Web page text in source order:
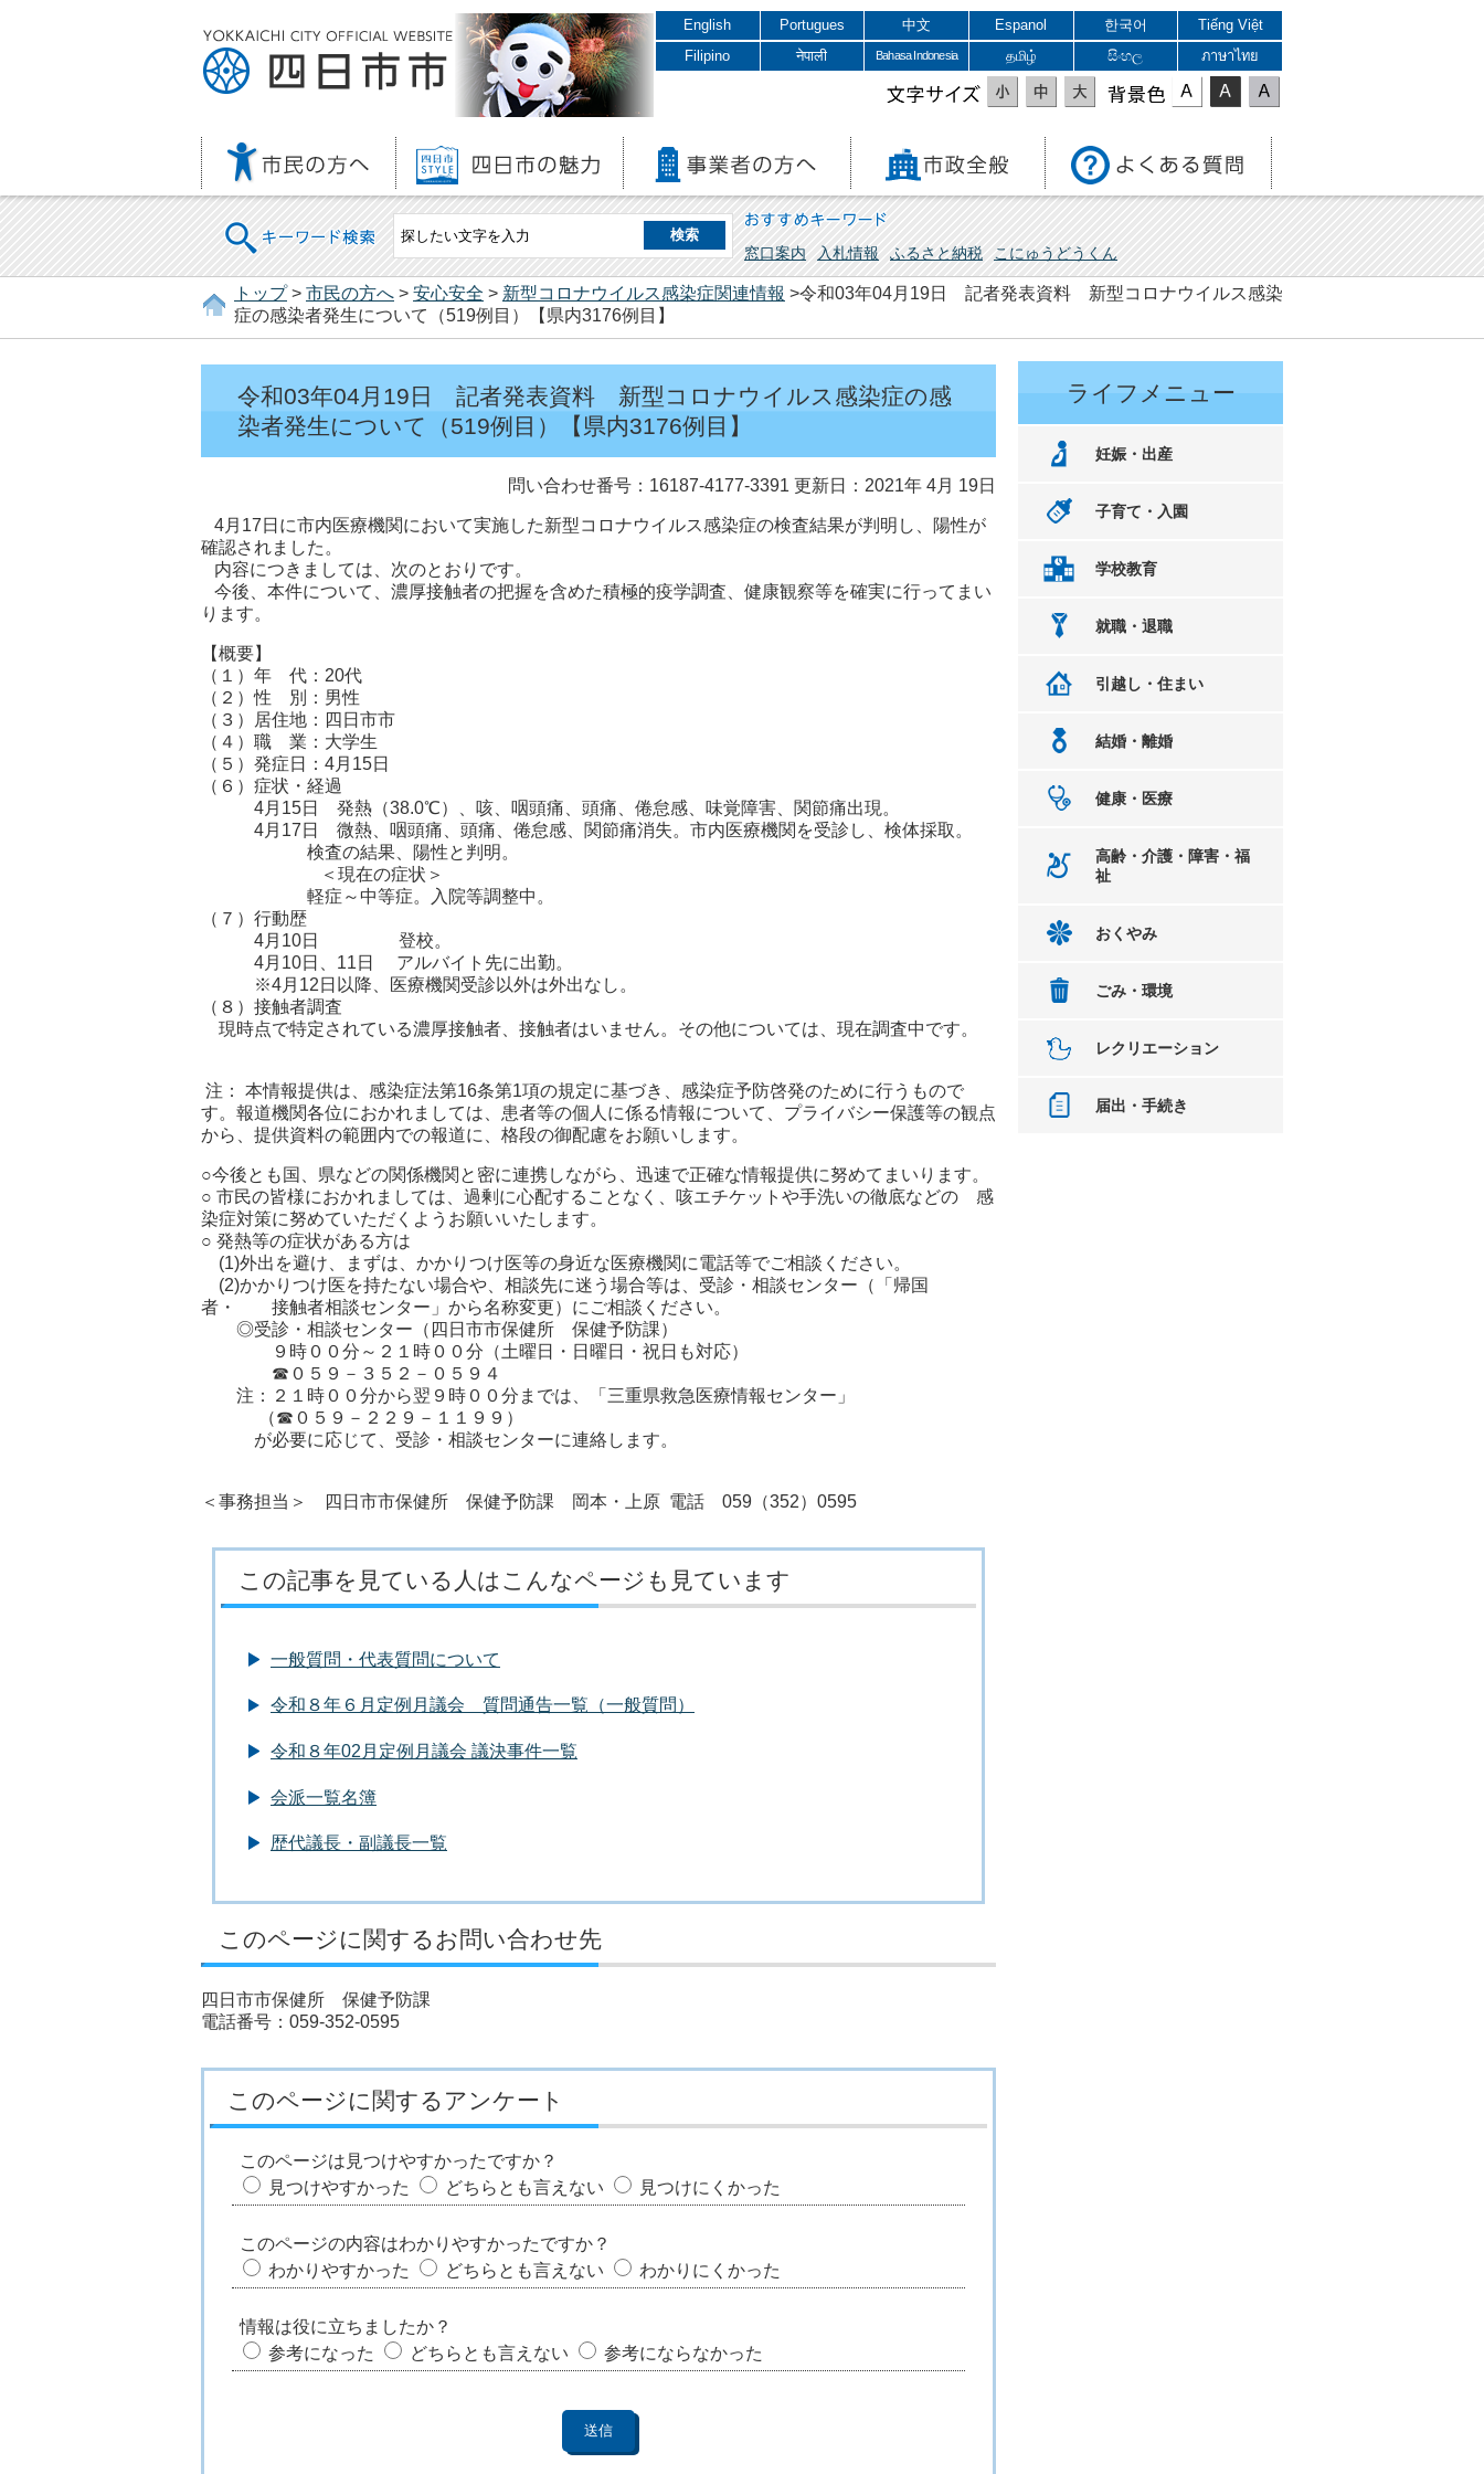
English Portugues 中文 Espanol 한국어
Tiếng Việt
Filipino
नेपाली Bahasa Indonesia தமிழ் සිංහල ภาษาไทย
文字サイズ 表示色
キーワード検索 おすすめキーワード
窓口案内 入札情報 ふるさと納税 こにゅうどうくん
トップ> 市民の方へ > 安心安全 > 新型コロナウイルス感染症関連情報 >令和03年04月19日 記者発表資料 新型コロナウイルス感染
症の感染者発生について（519例目）【県内3176例目】
令和03年04月19日 記者発表資料 新型コロナウイルス感染症の感
染者発生について（519例目）【県内3176例目】
問い合わせ番号：16187-4177-3391 更新日：2021年 4月 19日
4月17日に市内医療機関において実施した新型コロナウイルス感染症の検査結果が判明し、陽性が
確認されました。
内容につきましては、次のとおりです。
今後、本件について、濃厚接触者の把握を含めた積極的疫学調査、健康観察等を確実に行ってまい
ります。
【概要】
（１）年 代：20代
（２）性 別：男性
（３）居住地：四日市市
（４）職 業：大学生
（５）発症日：4月15日
（６）症状・経過
4月15日 発熱（38.0℃）、咳、咽頭痛、頭痛、倦怠感、味覚障害、関節痛出現。
4月17日 微熱、咽頭痛、頭痛、倦怠感、関節痛消失。市内医療機関を受診し、検体採取。
検査の結果、陽性と判明。
＜現在の症状＞
軽症～中等症。入院等調整中。
（７）行動歴
4月10日 登校。
4月10日、11日 アルバイト先に出勤。
※4月12日以降、医療機関受診以外は外出なし。
（８）接触者調査
現時点で特定されている濃厚接触者、接触者はいません。その他については、現在調査中です。
注： 本情報提供は、感染症法第16条第1項の規定に基づき、感染症予防啓発のために行うもので
す。報道機関各位におかれましては、患者等の個人に係る情報について、プライバシー保護等の観点
から、提供資料の範囲内での報道に、格段の御配慮をお願いします。
○今後とも国、県などの関係機関と密に連携しながら、迅速で正確な情報提供に努めてまいります。
○ 市民の皆様におかれましては、過剰に心配することなく、咳エチケットや手洗いの徹底などの 感
染症対策に努めていただくようお願いいたします。
○ 発熱等の症状がある方は
(1)外出を避け、まずは、かかりつけ医等の身近な医療機関に電話等でご相談ください。
(2)かかりつけ医を持たない場合や、相談先に迷う場合等は、受診・相談センター（「帰国
者・ 接触者相談センター」から名称変更）にご相談ください。
◎受診・相談センター（四日市市保健所 保健予防課）
９時００分～２１時００分（土曜日・日曜日・祝日も対応）
☎０５９－３５２－０５９４
注：２１時００分から翌９時００分までは、「三重県救急医療情報センター」
（☎０５９－２２９－１１９９）
が必要に応じて、受診・相談センターに連絡します。
＜事務担当＞ 四日市市保健所 保健予防課 岡本・上原 電話 059（352）0595
この記事を見ている人はこんなページも見ています
一般質問・代表質問について
令和８年６月定例月議会 質問通告一覧（一般質問）
令和８年02月定例月議会 議決事件一覧
会派一覧名簿
歴代議長・副議長一覧
このページに関するお問い合わせ先
四日市市保健所 保健予防課
電話番号：059-352-0595
このページに関するアンケート
このページは見つけやすかったですか？
見つけやすかった
どちらとも言えない 見つけにくかった
このページの内容はわかりやすかったですか？
わかりやすかった
どちらとも言えない わかりにくかった
情報は役に立ちましたか？
参考になった
どちらとも言えない 参考にならなかった
ライフメニュー
妊娠・出産
子育て・入園
学校教育
就職・退職
引越し・住まい
結婚・離婚
健康・医療
高齢・介護・障害・福
祉
おくやみ
ごみ・環境
レクリエーション
届出・手続き